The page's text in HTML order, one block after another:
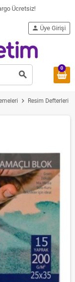
Ücretsiz!
search
person Üye Girişi
0
chevron_right Resim Defterleri